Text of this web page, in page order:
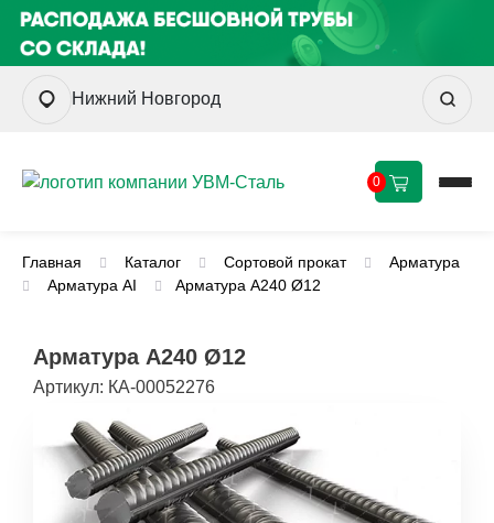
Нижний Новгород
0
Главная Каталог Сортовой прокат
Арматура
Арматура AI
Арматура А240 Ø12
Арматура А240 Ø12
Артикул: КА-00052276